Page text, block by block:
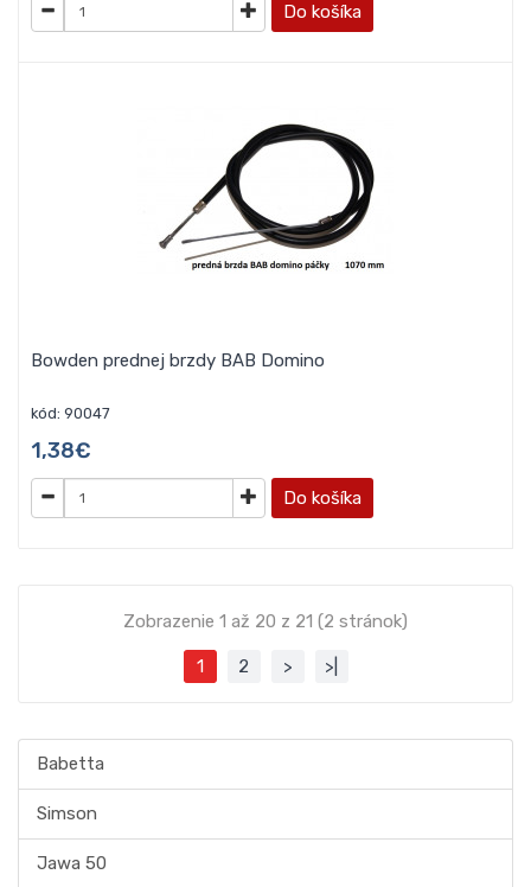
Babetta
Simson
Jawa 50
Do košíka
Bowden prednej brzdy BAB Domino
kód: 90047
1,38€
Do košíka
Zobrazenie 1 až 20 z 21 (2 stránok)
1 2 > >|